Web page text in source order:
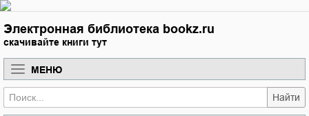
Электронная библиотека bookz.ru
скачивайте книги тут
МЕНЮ
Найти